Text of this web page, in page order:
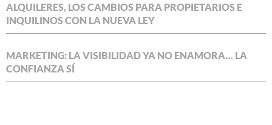
ALQUILERES, LOS CAMBIOS PARA PROPIETARIOS E
INQUILINOS CON LA NUEVA LEY
MARKETING: LA VISIBILIDAD YA NO ENAMORA… LA
CONFIANZA SÍ